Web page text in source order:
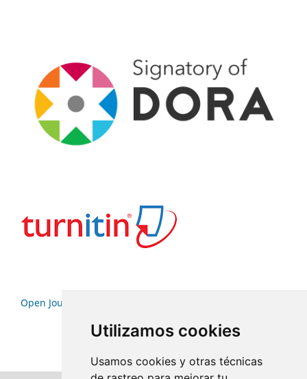
Utilizamos cookies
Usamos cookies y otras técnicas
Open Journal Systems